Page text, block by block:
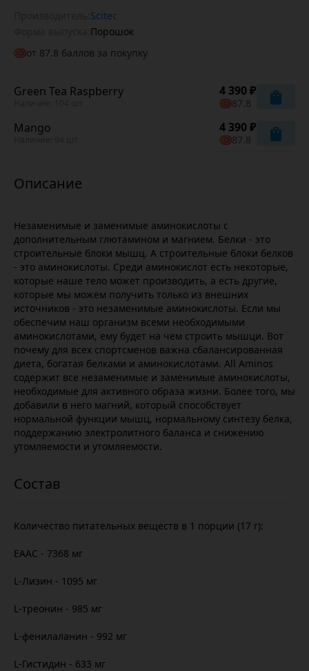
Scitec
Порошок
от 87.8 баллов за покупку
Green Tea Raspberry 4 390 ₽
87.8
Mango 4 390 ₽
87.8
Незаменимые и заменимые аминокислоты с
дополнительным глютамином и магнием. Белки - это
строительные блоки мышц. А строительные блоки белков
- это аминокислоты. Среди аминокислот есть некоторые,
которые наше тело может производить, а есть другие,
которые мы можем получить только из внешних
источников - это незаменимые аминокислоты. Если мы
обеспечим наш организм всеми необходимыми
аминокислотами, ему будет на чем строить мышци. Вот
почему для всех спортсменов важна сбалансированная
диета, богатая белками и аминокислотами. All Aminos
содержит все незаменимые и заменимые аминокислоты,
необходимые для активного образа жизни. Более того, мы
добавили в него магний, который способствует
нормальной функции мышц, нормальному синтезу белка,
поддержанию электролитного баланса и снижению
утомляемости и утомляемости.
Количество питательных веществ в 1 порции (17 г):
ЕААС - 7368 мг
L-Лизин - 1095 мг
L-треонин - 985 мг
L-фенилаланин - 992 мг
L-Гистидин - 633 мг